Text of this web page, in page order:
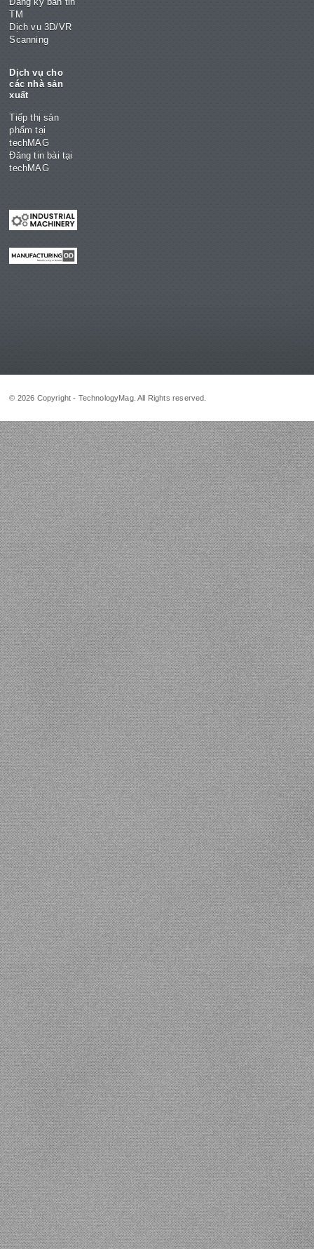
TM
Dịch vụ 3D/VR
Scanning
Dịch vụ cho
các nhà sản
xuất
Tiếp thị sản
phẩm tại
techMAG
Đăng tin bài tại
techMAG
© 2026 Copyright - TechnologyMag. All Rights reserved.